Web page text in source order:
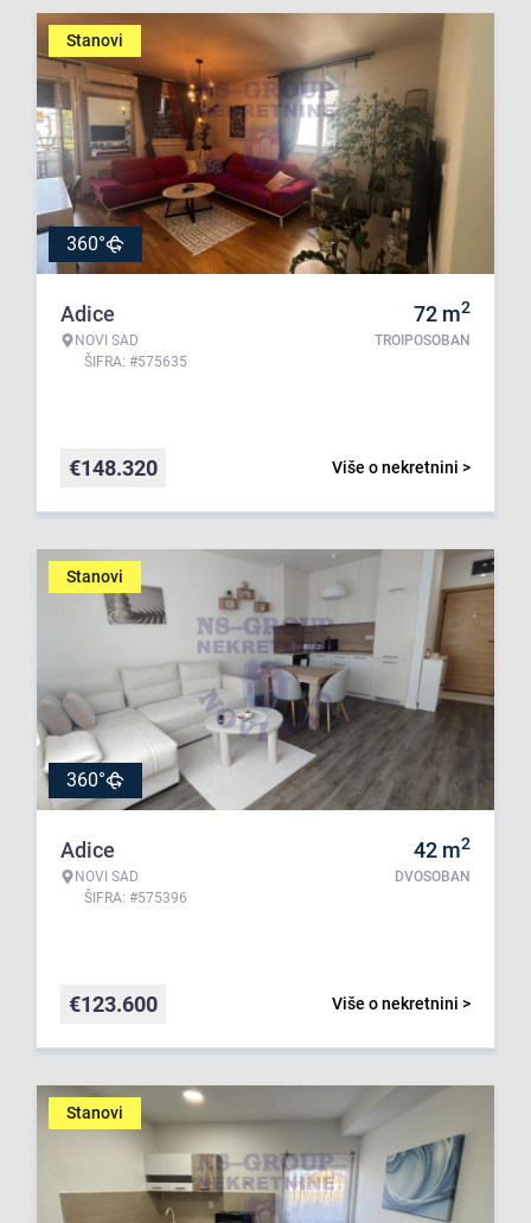
Stanovi
360°
Adice
NOVI SAD
ŠIFRA: #575635
72 m2
TROIPOSOBAN
Više o nekretnini >
€148.320
Stanovi
360°
Adice
NOVI SAD
ŠIFRA: #575396
42 m2
DVOSOBAN
Više o nekretnini >
€123.600
Stanovi